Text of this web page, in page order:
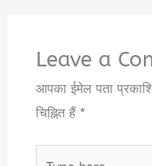
Leave a
आपका ईमेल पता
चिह्नित हैं *